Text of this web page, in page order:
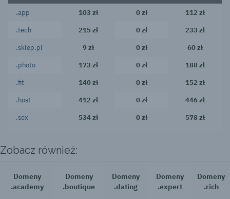
.app 103 zł 0 zł 112 zł
.tech 215 zł 0 zł 233 zł
.sklep.pl 9 zł 0 zł 60 zł
.photo 173 zł 0 zł 188 zł
.fit 140 zł 0 zł 152 zł
.host 412 zł 0 zł 446 zł
.sex 534 zł 0 zł 578 zł
Zobacz również:
Domeny
.academy
Domeny
.boutique
Domeny
.dating
Domeny
.expert
Domeny
.rich